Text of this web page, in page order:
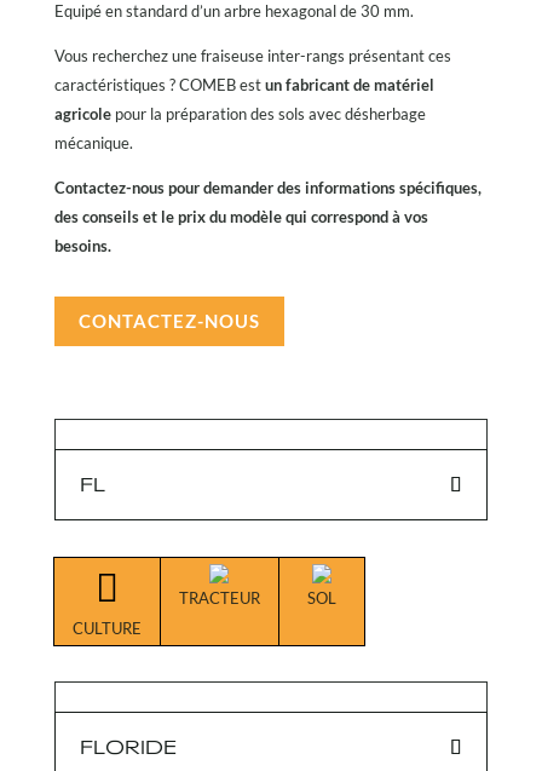
Equipé en standard d’un arbre hexagonal de 30 mm.
Vous recherchez une fraiseuse inter-rangs présentant ces
caractéristiques ? COMEB estun fabricant de matériel
agricolepour la préparation des sols avec désherbage
mécanique.
Contactez-nous pour demander des informations spécifiques,
des conseils et le prix du modèle qui correspond à vos
besoins.
CONTACTEZ-NOUS
FL

CULTURE
TRACTEUR SOL
FLORIDE